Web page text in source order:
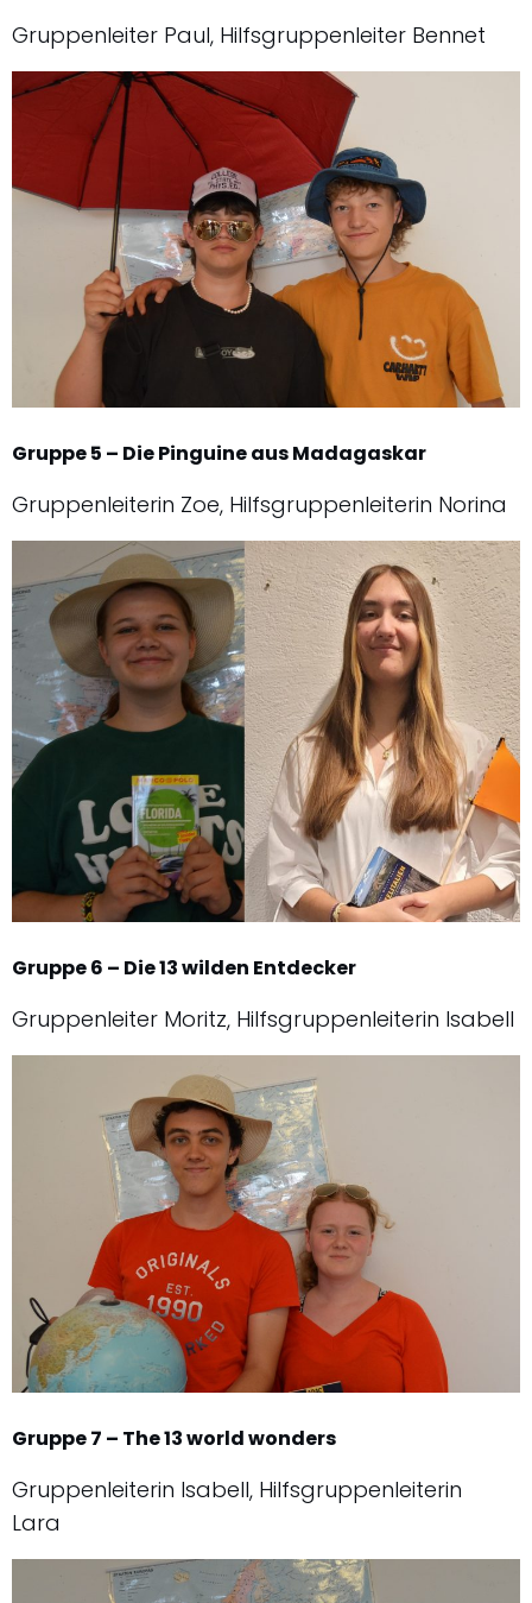
Gruppenleiter Paul, Hilfsgruppenleiter Bennet
Gruppe 5 – Die Pinguine aus Madagaskar
Gruppenleiterin Zoe, Hilfsgruppenleiterin Norina
Gruppe 6 – Die 13 wilden Entdecker
Gruppenleiter Moritz, Hilfsgruppenleiterin Isabell
Gruppe 7 – The 13 world wonders
Gruppenleiterin Isabell, Hilfsgruppenleiterin
Lara